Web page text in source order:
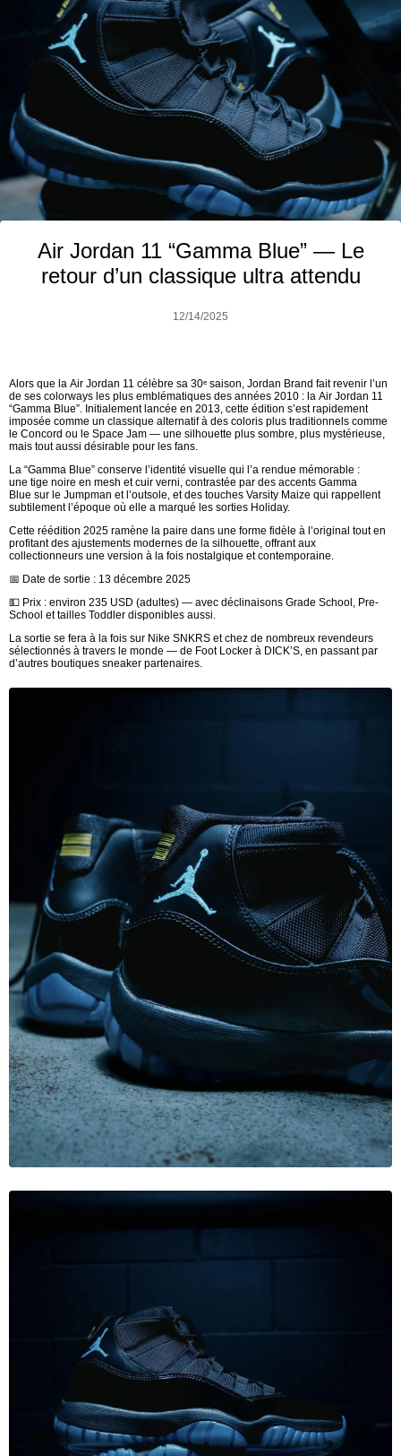
Air Jordan 11 “Gamma Blue” — Le
retour d’un classique ultra attendu
12/14/2025
Alors que la Air Jordan 11 célèbre sa 30ᵉ saison, Jordan Brand fait revenir l’un
de ses colorways les plus emblématiques des années 2010 : la Air Jordan 11
“Gamma Blue”. Initialement lancée en 2013, cette édition s’est rapidement
imposée comme un classique alternatif à des coloris plus traditionnels comme
le Concord ou le Space Jam — une silhouette plus sombre, plus mystérieuse,
mais tout aussi désirable pour les fans.
La “Gamma Blue” conserve l’identité visuelle qui l’a rendue mémorable :
une tige noire en mesh et cuir verni, contrastée par des accents Gamma
Blue sur le Jumpman et l’outsole, et des touches Varsity Maize qui rappellent
subtilement l’époque où elle a marqué les sorties Holiday.
Cette réédition 2025 ramène la paire dans une forme fidèle à l’original tout en
profitant des ajustements modernes de la silhouette, offrant aux
collectionneurs une version à la fois nostalgique et contemporaine.
📅 Date de sortie : 13 décembre 2025
💵 Prix : environ 235 USD (adultes) — avec déclinaisons Grade School, Pre-
School et tailles Toddler disponibles aussi.
La sortie se fera à la fois sur Nike SNKRS et chez de nombreux revendeurs
sélectionnés à travers le monde — de Foot Locker à DICK’S, en passant par
d’autres boutiques sneaker partenaires.